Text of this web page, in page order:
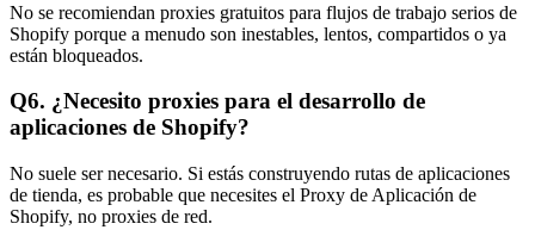
No se recomiendan proxies gratuitos para flujos de trabajo serios de
Shopify porque a menudo son inestables, lentos, compartidos o ya
están bloqueados.
Q6. ¿Necesito proxies para el desarrollo de
aplicaciones de Shopify?
No suele ser necesario. Si estás construyendo rutas de aplicaciones
de tienda, es probable que necesites el Proxy de Aplicación de
Shopify, no proxies de red.